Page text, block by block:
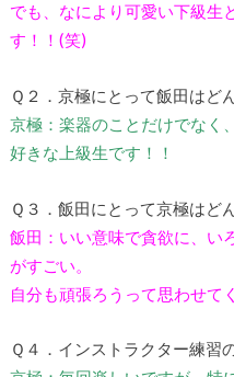
でも、なにより可愛い下級生
す！！(笑)
Ｑ２．京極にとって飯田はど
京極：楽器のことだけでなく
好きな上級生です！！
Ｑ３．飯田にとって京極はど
飯田：いい意味で貪欲に、い
がすごい。
自分も頑張ろうって思わせて
Ｑ４．インストラクター練習